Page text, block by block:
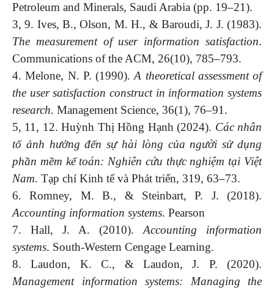
Petroleum and Minerals, Saudi Arabia (pp. 19–21).
3, 9. Ives, B., Olson, M. H., & Baroudi, J. J. (1983).
The measurement of user information satisfaction.
Communications of the ACM, 26(10), 785–793.
4. Melone, N. P. (1990).A theoretical assessment of
the user satisfaction construct in information systems
research. Management Science, 36(1), 76–91.
5, 11, 12. Huỳnh Thị Hồng Hạnh (2024). Các nhân
tố ảnh hưởng đến sự hài lòng của người sử dụng
phần mềm kế toán: Nghiên cứu thực nghiệm tại Việt
Nam. Tạp chí Kinh tế và Phát triển, 319, 63–73.
6. Romney, M. B., & Steinbart, P. J. (2018).
Accounting information systems. Pearson
7. Hall, J. A. (2010). Accounting information
systems. South-Western Cengage Learning.
8. Laudon, K. C., & Laudon, J. P. (2020).
Management information systems: Managing the